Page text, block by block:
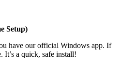
Setup)
have our official Windows app. If
It’s a quick, safe install!